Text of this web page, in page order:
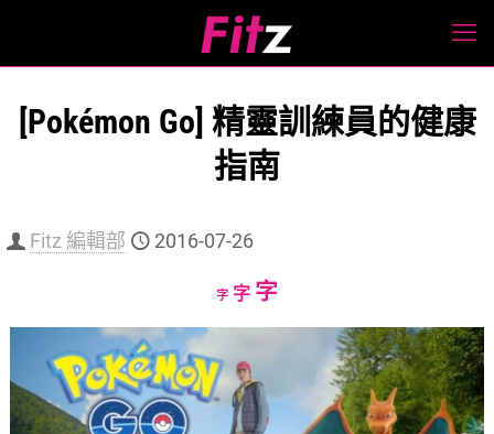
[Pokémon Go] 精靈訓練員的健康
指南
Fitz 編輯部 2016-07-26
字Decrease
字Reset
字Increase